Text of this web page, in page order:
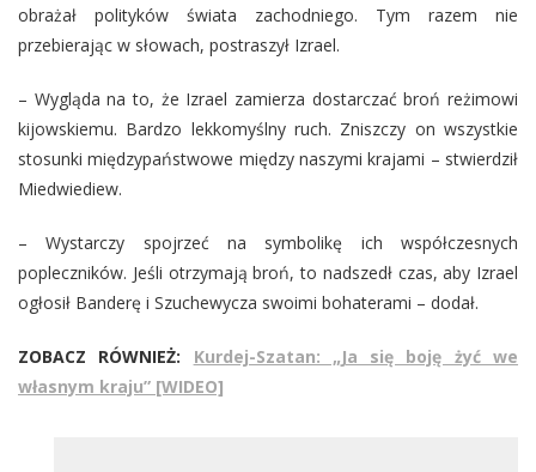
obrażał polityków świata zachodniego. Tym razem nie
przebierając w słowach, postraszył Izrael.
– Wygląda na to, że Izrael zamierza dostarczać broń reżimowi
kijowskiemu. Bardzo lekkomyślny ruch. Zniszczy on wszystkie
stosunki międzypaństwowe między naszymi krajami – stwierdził
Miedwiediew.
– Wystarczy spojrzeć na symbolikę ich współczesnych
popleczników. Jeśli otrzymają broń, to nadszedł czas, aby Izrael
ogłosił Banderę i Szuchewycza swoimi bohaterami – dodał.
ZOBACZ RÓWNIEŻ: Kurdej-Szatan: „Ja się boję żyć we
własnym kraju” [WIDEO]